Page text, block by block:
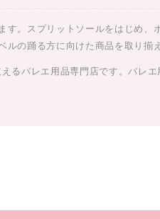
。スプリットソールをはじめ、
の踊る方に向けた商品を取り揃
るバレエ用品専門店です。バレ